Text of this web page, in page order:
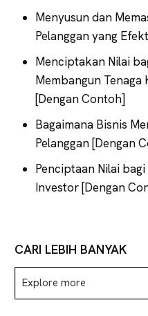
Menyusun dan
Pelanggan yang
Menciptakan Nilai
Membangun
[Dengan Contoh]
Bagaimana Bisnis
Pelanggan [Dengan
Penciptaan Nilai
Investor [Dengan
CARI LEBIH BANYAK
Explore
more